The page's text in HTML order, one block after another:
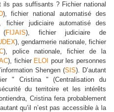
pas suffisants ? Fichier national
), fichier national automatisé des
fichier judiciaire automatisé des
(FIJAIS), fichier judiciaire de
), gendarmerie nationale, fichier
), police nationale, fichier de la
), fichier ELOI pour les personnes
Shengen (SIS). D’autant
" Cristina " (Centralisation du
du territoire et les intérêts
Cristina fera probablement
qu’il n’est pas accessible à la